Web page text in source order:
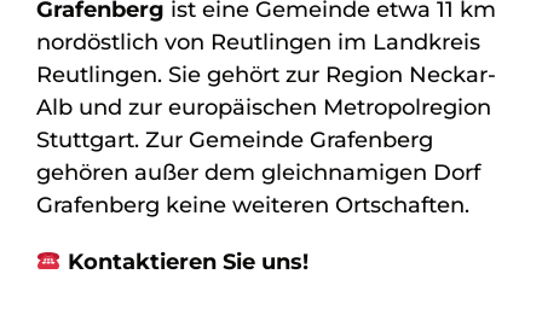
Grafenberg ist eine Gemeinde etwa 11 km
nordöstlich von Reutlingen im Landkreis
Reutlingen. Sie gehört zur Region Neckar-
Alb und zur europäischen Metropolregion
Stuttgart. Zur Gemeinde Grafenberg
gehören außer dem gleichnamigen Dorf
Grafenberg keine weiteren Ortschaften.
Kontaktieren Sie uns!